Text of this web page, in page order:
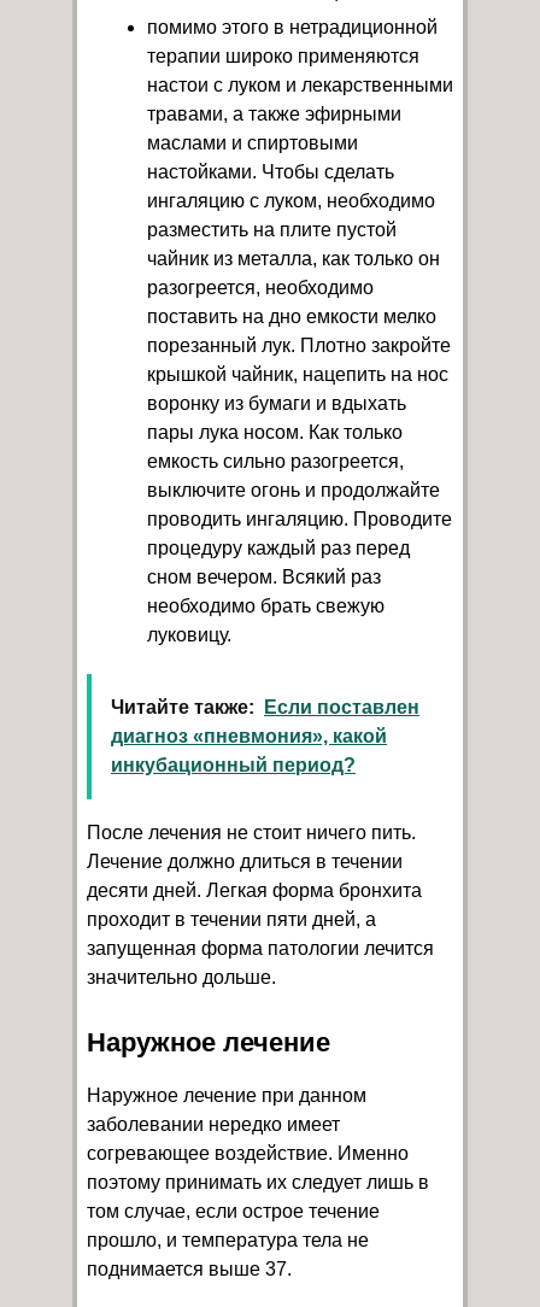
помимо этого в нетрадиционной
терапии широко применяются
настои с луком и лекарственными
травами, а также эфирными
маслами и спиртовыми
настойками. Чтобы сделать
ингаляцию с луком, необходимо
разместить на плите пустой
чайник из металла, как только он
разогреется, необходимо
поставить на дно емкости мелко
порезанный лук. Плотно закройте
крышкой чайник, нацепить на нос
воронку из бумаги и вдыхать
пары лука носом. Как только
емкость сильно разогреется,
выключите огонь и продолжайте
проводить ингаляцию. Проводите
процедуру каждый раз перед
сном вечером. Всякий раз
необходимо брать свежую
луковицу.
Читайте также:
Если поставлен
диагноз «пневмония», какой
инкубационный период?
После лечения не стоит ничего пить.
Лечение должно длиться в течении
десяти дней. Легкая форма бронхита
проходит в течении пяти дней, а
запущенная форма патологии лечится
значительно дольше.
Наружное лечение
Наружное лечение при данном
заболевании нередко имеет
согревающее воздействие. Именно
поэтому принимать их следует лишь в
том случае, если острое течение
прошло, и температура тела не
поднимается выше 37.